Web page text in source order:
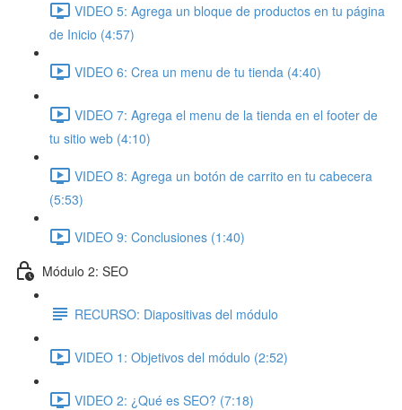
VIDEO 5: Agrega un bloque de productos en tu página
de Inicio (4:57)
VIDEO 6: Crea un menu de tu tienda (4:40)
VIDEO 7: Agrega el menu de la tienda en el footer de
tu sitio web (4:10)
VIDEO 8: Agrega un botón de carrito en tu cabecera
(5:53)
VIDEO 9: Conclusiones (1:40)
Módulo 2: SEO
RECURSO: Diapositivas del módulo
VIDEO 1: Objetivos del módulo (2:52)
VIDEO 2: ¿Qué es SEO? (7:18)